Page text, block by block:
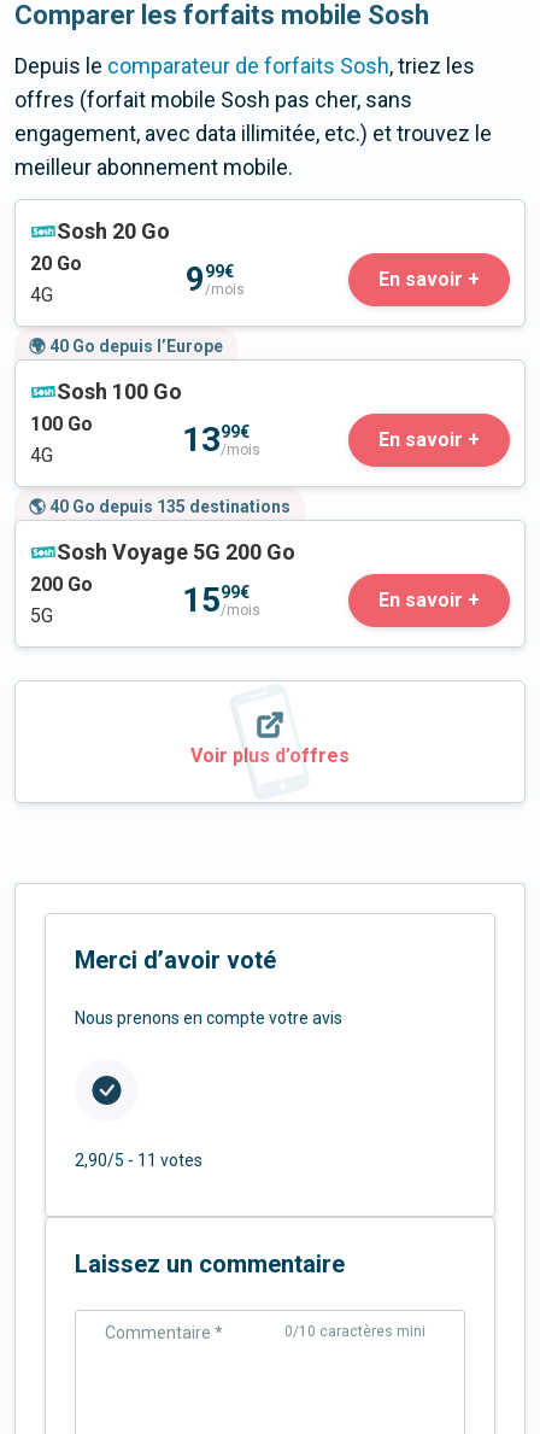
Comparer les forfaits mobile Sosh
Depuis le comparateur de forfaits Sosh, triez les
offres (forfait mobile Sosh pas cher, sans
engagement, avec data illimitée, etc.) et trouvez le
meilleur abonnement mobile.
Sosh 20 Go
20 Go
4G
999€
/mois En savoir +
🌍 40 Go depuis l’Europe
Sosh 100 Go
100 Go
4G
1399€
/mois En savoir +
🌎 40 Go depuis 135 destinations
Sosh Voyage 5G 200 Go
200 Go
5G
1599€
/mois En savoir +
Voir plus d’offres
Merci d’avoir voté
Nous prenons en compte votre avis
2,90/5 - 11 votes
Laissez un commentaire
Commentaire * 0/10 caractères mini